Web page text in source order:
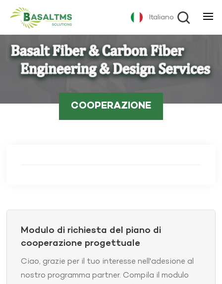
Italiano
COOPERAZIONE
Modulo di richiesta del piano di
cooperazione progettuale
Ciao, grazie per il tuo interesse nell'adesione al
nostro programma partner. Compila il modulo